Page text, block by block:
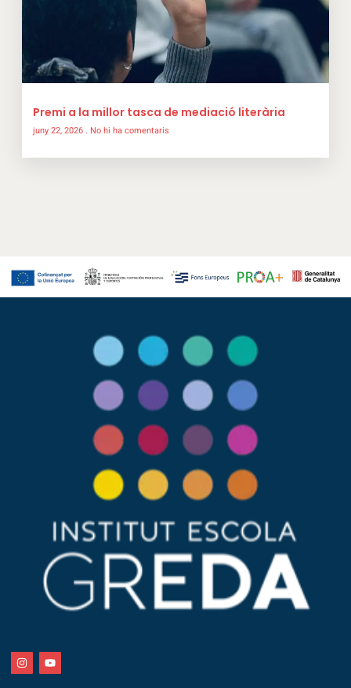
Premi a la millor tasca de mediació literària
juny 22, 2026 No hi ha comentaris